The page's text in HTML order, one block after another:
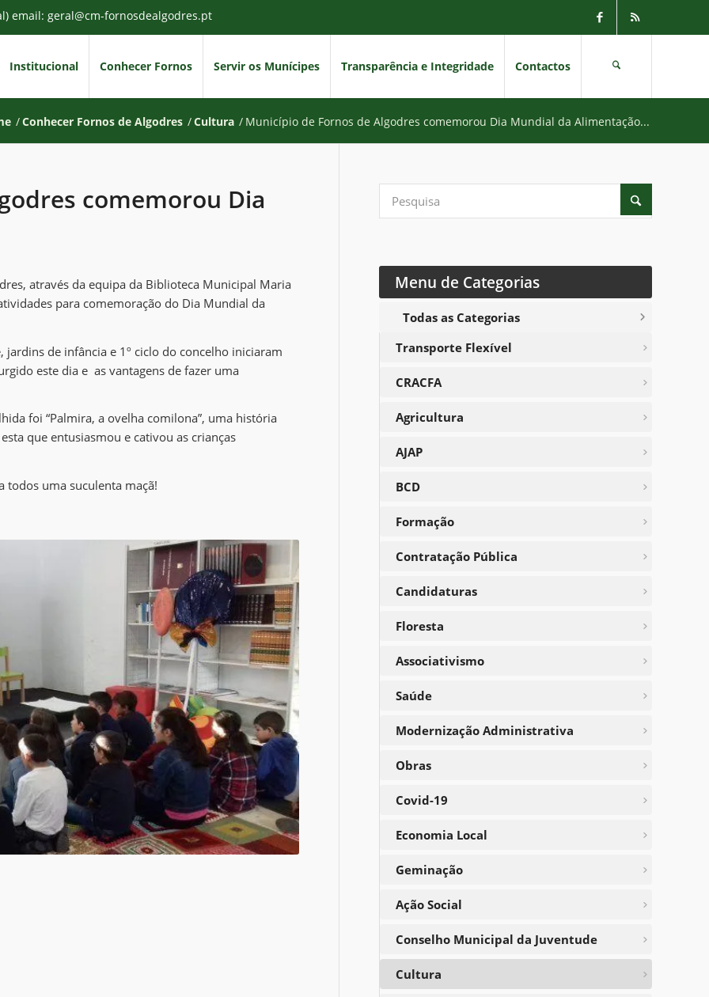
email: geral@cm-fornosdealgodres.pt
Institucional Conhecer Fornos Servir os Munícipes Transparência e Integridade Contactos
/Conhecer Fornos de Algodres /Cultura / Município de Fornos de Algodres comemorou Dia Mundial da Alimentação...
comemorou Dia
através da equipa da Biblioteca Municipal Maria
para comemoração do Dia Mundial da
jardins de infância e 1º ciclo do concelho iniciaram
este dia e as vantagens de fazer uma
foi “Palmira, a ovelha comilona”, uma história
que entusiasmou e cativou as crianças
todos uma suculenta maçã!
Menu de Categorias
Todas as Categorias
Transporte Flexível
CRACFA
Agricultura
AJAP
BCD
Formação
Contratação Pública
Candidaturas
Floresta
Associativismo
Saúde
Modernização Administrativa
Obras
Covid-19
Economia Local
Geminação
Ação Social
Conselho Municipal da Juventude
Cultura